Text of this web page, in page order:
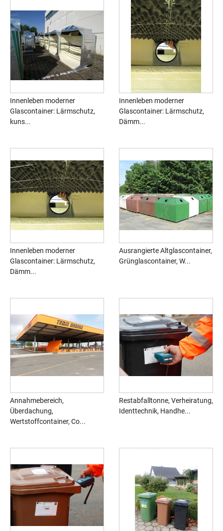
Innenleben moderner
Glascontainer: Lärmschutz,
kuns...
Innenleben moderner
Glascontainer: Lärmschutz,
Dämm...
Innenleben moderner
Glascontainer: Lärmschutz,
Dämm...
Ausrangierte Altglascontainer,
Grünglascontainer, W...
Annahmebereich,
Überdachung,
Wertstoffcontainer, Co...
Restabfalltonne, Verheiratung,
Identtechnik, Handhe...